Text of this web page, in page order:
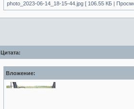
photo_2023-06-14_18-15-44.jpg [ 106.55 КБ |
Цитата:
Вложение: